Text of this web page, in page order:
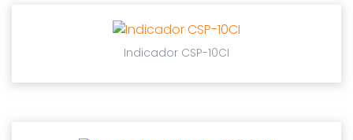
Indicador CSP-10CI